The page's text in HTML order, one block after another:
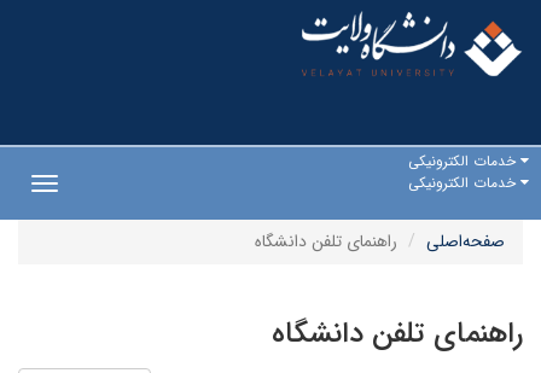
خدمات الکترونیکی
خدمات الکترونیکی
صفحه‌اصلی
راهنمای تلفن دانشگاه
راهنمای تلفن دانشگاه